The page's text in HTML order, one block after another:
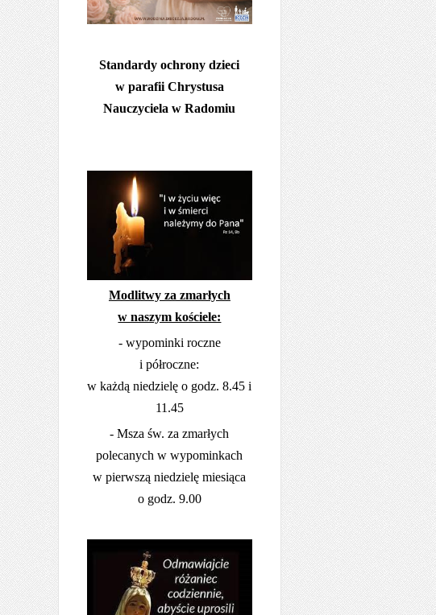
Standardy ochrony dzieci
w parafii Chrystusa
Nauczyciela w Radomiu
Modlitwy za zmarłych
w naszym kościele:
- wypominki roczne
i półroczne:
w każdą niedzielę o godz. 8.45 i
11.45
- Msza św. za zmarłych
polecanych w wypominkach
w pierwszą niedzielę miesiąca
o godz. 9.00